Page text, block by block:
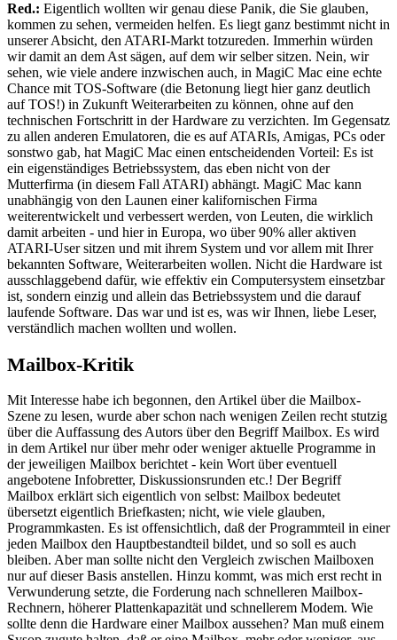
Red.: Eigentlich wollten wir genau diese Panik, die Sie glauben,
kommen zu sehen, vermeiden helfen. Es liegt ganz bestimmt nicht in
unserer Absicht, den ATARI-Markt totzureden. Immerhin würden
wir damit an dem Ast sägen, auf dem wir selber sitzen. Nein, wir
sehen, wie viele andere inzwischen auch, in MagiC Mac eine echte
Chance mit TOS-Software (die Betonung liegt hier ganz deutlich
auf TOS!) in Zukunft Weiterarbeiten zu können, ohne auf den
technischen Fortschritt in der Hardware zu verzichten. Im Gegensatz
zu allen anderen Emulatoren, die es auf ATARIs, Amigas, PCs oder
sonstwo gab, hat MagiC Mac einen entscheidenden Vorteil: Es ist
ein eigenständiges Betriebssystem, das eben nicht von der
Mutterfirma (in diesem Fall ATARI) abhängt. MagiC Mac kann
unabhängig von den Launen einer kalifornischen Firma
weiterentwickelt und verbessert werden, von Leuten, die wirklich
damit arbeiten - und hier in Europa, wo über 90% aller aktiven
ATARI-User sitzen und mit ihrem System und vor allem mit Ihrer
bekannten Software, Weiterarbeiten wollen. Nicht die Hardware ist
ausschlaggebend dafür, wie effektiv ein Computersystem einsetzbar
ist, sondern einzig und allein das Betriebssystem und die darauf
laufende Software. Das war und ist es, was wir Ihnen, liebe Leser,
verständlich machen wollten und wollen.
Mailbox-Kritik
Mit Interesse habe ich begonnen, den Artikel über die Mailbox-
Szene zu lesen, wurde aber schon nach wenigen Zeilen recht stutzig
über die Auffassung des Autors über den Begriff Mailbox. Es wird
in dem Artikel nur über mehr oder weniger aktuelle Programme in
der jeweiligen Mailbox berichtet - kein Wort über eventuell
angebotene Infobretter, Diskussionsrunden etc.! Der Begriff
Mailbox erklärt sich eigentlich von selbst: Mailbox bedeutet
übersetzt eigentlich Briefkasten; nicht, wie viele glauben,
Programmkasten. Es ist offensichtlich, daß der Programmteil in einer
jeden Mailbox den Hauptbestandteil bildet, und so soll es auch
bleiben. Aber man sollte nicht den Vergleich zwischen Mailboxen
nur auf dieser Basis anstellen. Hinzu kommt, was mich erst recht in
Verwunderung setzte, die Forderung nach schnelleren Mailbox-
Rechnern, höherer Plattenkapazität und schnellerem Modem. Wie
sollte denn die Hardware einer Mailbox aussehen? Man muß einem